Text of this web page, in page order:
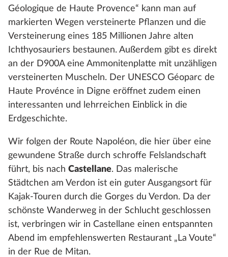
Géologique de Haute Provence“ kann man auf
markierten Wegen versteinerte Pflanzen und die
Versteinerung eines 185 Millionen Jahre alten
Ichthyosauriers bestaunen. Außerdem gibt es direkt
an der D900A eine Ammonitenplatte mit unzähligen
versteinerten Muscheln. Der UNESCO Géoparc de
Haute Provénce in Digne eröffnet zudem einen
interessanten und lehrreichen Einblick in die
Erdgeschichte.
Wir folgen der Route Napoléon, die hier über eine
gewundene Straße durch schroffe Felslandschaft
führt, bis nach Castellane. Das malerische
Städtchen am Verdon ist ein guter Ausgangsort für
Kajak-Touren durch die Gorges du Verdon. Da der
schönste Wanderweg in der Schlucht geschlossen
ist, verbringen wir in Castellane einen entspannten
Abend im empfehlenswerten Restaurant „La Voute“
in der Rue de Mitan.